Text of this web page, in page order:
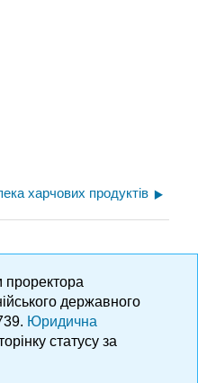
харчових продуктів
проректора
державного
Юридична
статусу за